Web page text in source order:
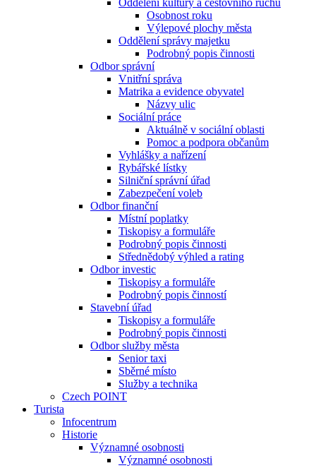
Oddělení kultury a cestovního ruchu
Osobnost roku
Výlepové plochy města
Oddělení správy majetku
Podrobný popis činnosti
Odbor správní
Vnitřní správa
Matrika a evidence obyvatel
Názvy ulic
Sociální práce
Aktuálně v sociální oblasti
Pomoc a podpora občanům
Vyhlášky a nařízení
Rybářské lístky
Silniční správní úřad
Zabezpečení voleb
Odbor finanční
Místní poplatky
Tiskopisy a formuláře
Podrobný popis činnosti
Střednědobý výhled a rating
Odbor investic
Tiskopisy a formuláře
Podrobný popis činností
Stavební úřad
Tiskopisy a formuláře
Podrobný popis činnosti
Odbor služby města
Senior taxi
Sběrné místo
Služby a technika
Czech POINT
Turista
Infocentrum
Historie
Významné osobnosti
Významné osobnosti